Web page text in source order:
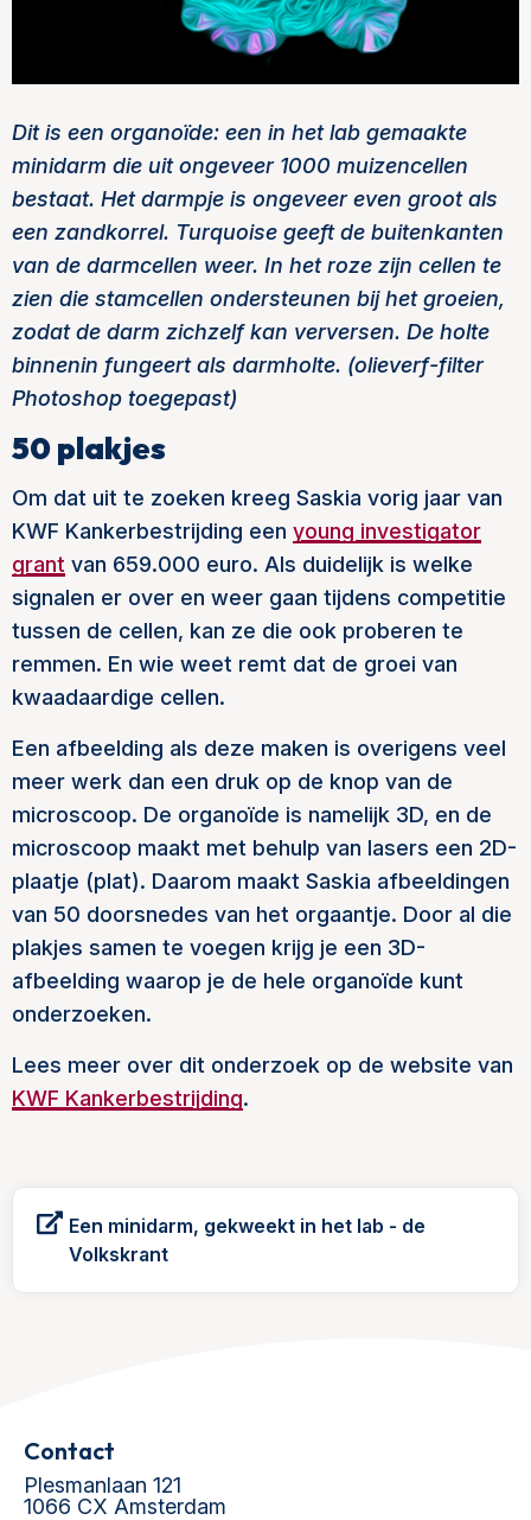
Dit is een organoïde: een in het lab gemaakte
minidarm die uit ongeveer 1000 muizencellen
bestaat. Het darmpje is ongeveer even groot als
een zandkorrel. Turquoise geeft de buitenkanten
van de darmcellen weer. In het roze zijn cellen te
zien die stamcellen ondersteunen bij het groeien,
zodat de darm zichzelf kan verversen. De holte
binnenin fungeert als darmholte. (olieverf-filter
Photoshop toegepast)
50 plakjes
Om dat uit te zoeken kreeg Saskia vorig jaar van
KWF Kankerbestrijding een young investigator
grant van 659.000 euro. Als duidelijk is welke
signalen er over en weer gaan tijdens competitie
tussen de cellen, kan ze die ook proberen te
remmen. En wie weet remt dat de groei van
kwaadaardige cellen.
Een afbeelding als deze maken is overigens veel
meer werk dan een druk op de knop van de
microscoop. De organoïde is namelijk 3D, en de
microscoop maakt met behulp van lasers een 2D-
plaatje (plat). Daarom maakt Saskia afbeeldingen
van 50 doorsnedes van het orgaantje. Door al die
plakjes samen te voegen krijg je een 3D-
afbeelding waarop je de hele organoïde kunt
onderzoeken.
Lees meer over dit onderzoek op de website van
KWF Kankerbestrijding.
Een minidarm, gekweekt in het lab - de
Volkskrant
Contact
Plesmanlaan 121
1066 CX Amsterdam